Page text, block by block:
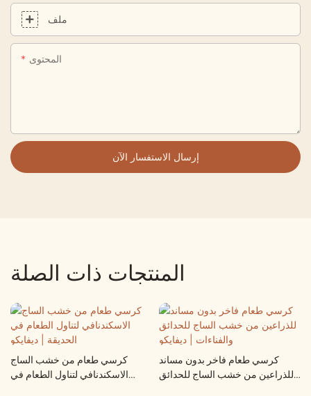
ملف
المحتوى
إرسال الاستفسار الآن
المنتجات ذات الصلة
كرسي طعام من خشب الساج
الاسكندنافي لتناول الطعام في
كرسي طعام فاخر بدون مساند
للذراعين من خشب الساج للحدائق